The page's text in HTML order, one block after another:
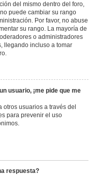
del mismo dentro del foro,
puede cambiar su rango
Por favor, no abuse
su rango. La mayoría de
o administradores
llegando incluso a tomar
usuario, ¡me pide que me
usuarios a través del
para prevenir el uso
respuesta?